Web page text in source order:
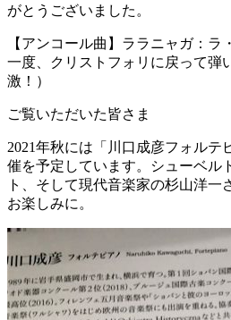
がとうございました。
【アンコール曲】ララニャガ：
一度、クリストフォリに戻って弾
激！）
ご覧いただいた皆さま
2021年秋には「川口成彦フォルテ
催を予定しています。シューベル
ト、そして現代音楽家の杉山洋一
お楽しみに。